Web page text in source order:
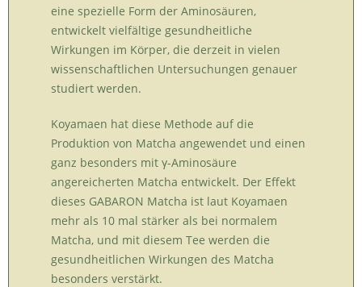
eine spezielle Form der Aminosäuren,
entwickelt vielfältige gesundheitliche
Wirkungen im Körper, die derzeit in vielen
wissenschaftlichen Untersuchungen genauer
studiert werden.
Koyamaen hat diese Methode auf die
Produktion von Matcha angewendet und einen
ganz besonders mit γ-Aminosäure
angereicherten Matcha entwickelt. Der Effekt
dieses GABARON Matcha ist laut Koyamaen
mehr als 10 mal stärker als bei normalem
Matcha, und mit diesem Tee werden die
gesundheitlichen Wirkungen des Matcha
besonders verstärkt.